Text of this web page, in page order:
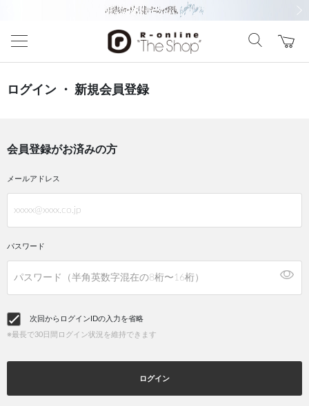
ログイン ・ 新規会員登録
会員登録がお済みの方
メールアドレス
パスワード
次回からログインIDの入力を省略
※最長で30日間ログイン状況を維持できます
ログイン